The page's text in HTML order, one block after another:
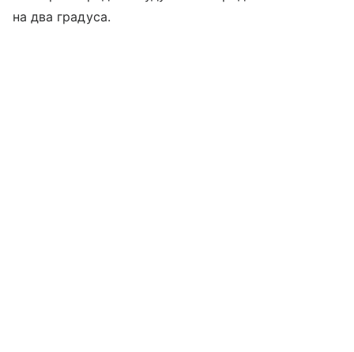
на два градуса.